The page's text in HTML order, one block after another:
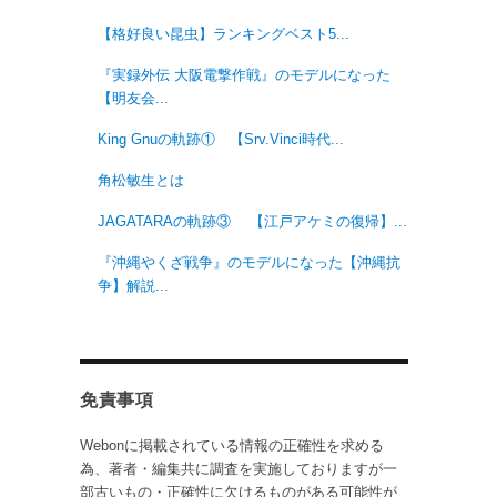
【格好良い昆虫】ランキングベスト5...
『実録外伝 大阪電撃作戦』のモデルになった
【明友会...
King Gnuの軌跡① 【Srv.Vinci時代...
角松敏生とは
JAGATARAの軌跡③ 【江戸アケミの復帰】...
『沖縄やくざ戦争』のモデルになった【沖縄抗
争】解説...
免責事項
Webonに掲載されている情報の正確性を求める
為、著者・編集共に調査を実施しておりますが一
部古いもの・正確性に欠けるものがある可能性が